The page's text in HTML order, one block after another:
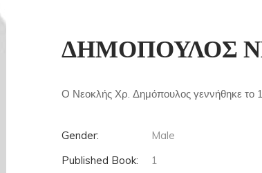
ΔΗΜΟΠΟΥΛΟΣ
Ο Νεοκλής Χρ. Δημόπουλος γεννήθηκε το
Gender:
Male
Published Book:
1